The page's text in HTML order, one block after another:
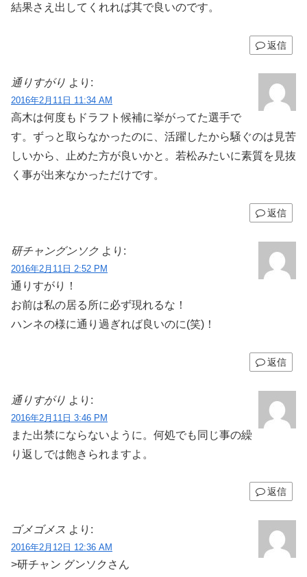
結果さえ出してくれれば其で良いのです。
返信
通りすがり より:
2016年2月11日 11:34 AM
高木は何度もドラフト候補に挙がってた選手で
す。ずっと取らなかったのに、活躍したから騒ぐのは見苦
しいから、止めた方が良いかと。若松みたいに素質を見抜
く事が出来なかっただけです。
返信
研チャングンソク より:
2016年2月11日 2:52 PM
通りすがり！
お前は私の居る所に必ず現れるな！
ハンネの様に通り過ぎれば良いのに(笑)！
返信
通りすがり より:
2016年2月11日 3:46 PM
また出禁にならないように。何処でも同じ事の繰
り返しでは飽きられますよ。
返信
ゴメゴメス より:
2016年2月12日 12:36 AM
>研チャン グンソクさん